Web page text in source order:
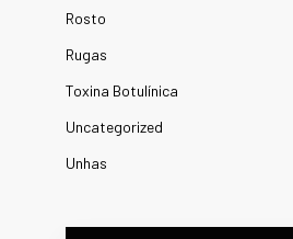
Rosto
Rugas
Toxina Botulínica
Uncategorized
Unhas